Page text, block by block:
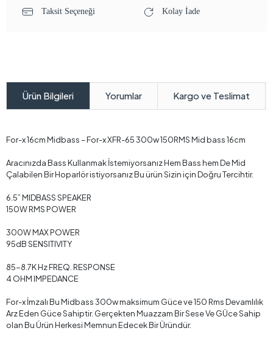
Taksit Seçeneği Kolay İade
Ürün Bilgileri Yorumlar Kargo ve Teslimat
For-x 16cm Midbass – For-x XFR-65 300w 150RMS Mid bass 16cm
Aracınızda Bass Kullanmak İstemiyorsanız Hem Bass hem De Mid
Çalabilen Bir Hoparlör istiyorsanız Bu ürün Sizin için Doğru Tercihtir.
6.5” MIDBASS SPEAKER
150W RMS POWER
300W MAX POWER
95dB SENSITIVITY
85-8.7K Hz FREQ. RESPONSE
4 OHM IMPEDANCE
For-x İmzalı Bu Midbass 300w maksimum Güce ve 150 Rms Devamlılık
Arz Eden Güce Sahiptir. Gerçekten Muazzam Bir Sese Ve GÜce Sahip
olan Bu Ürün Herkesi Memnun Edecek Bir Üründür.